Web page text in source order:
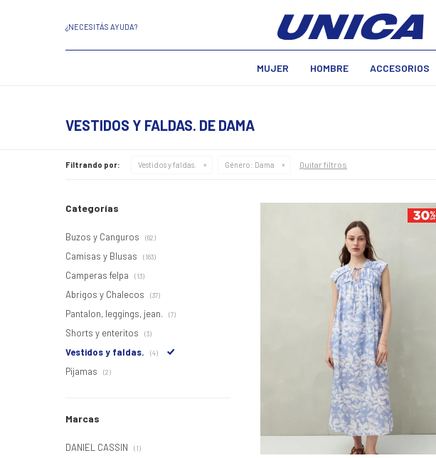
MUJER HOMBRE ACCESORIOS
¿NECESITÁS AYUDA?
VESTIDOS Y FALDAS. DE DAMA
Filtrando por: Vestidos y faldas. Género: Dama Quitar filtros
Categorías
Buzos y Canguros (62)
Camisas y Blusas (163)
Camperas felpa (13)
Abrigos y Chalecos (37)
Pantalon, leggings, jean. (7)
Shorts y enteritos (3)
Vestidos y faldas. (4)
Pijamas (2)
Marcas
DANIEL CASSIN (1)